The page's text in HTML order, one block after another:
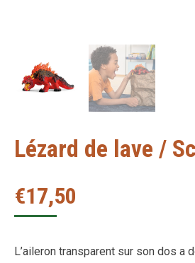
Lézard de lave /
€17,50
L’aileron transparent sur son dos a